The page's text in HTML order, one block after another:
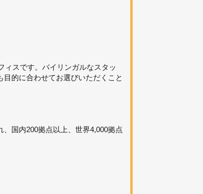
ィスです。バイリンガルなスタッ
的に合わせてお選びいただくこと
国内200拠点以上、世界4,000拠点